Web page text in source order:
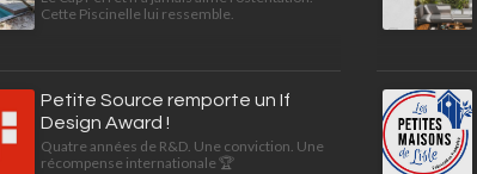
Cette Piscinelle lui ressemble.
Petite Source remporte un If
Design Award !
Quatre années de R&D. Une conviction. Une
récompense internationale 🏆